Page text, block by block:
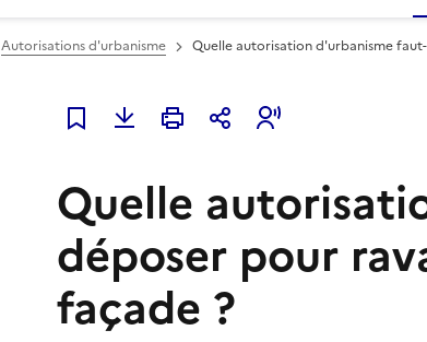
Autorisations d'urbanisme Quelle autorisation d'urbanisme
Ajouter à mes favoris
Quelle
déposer pour
façade ?